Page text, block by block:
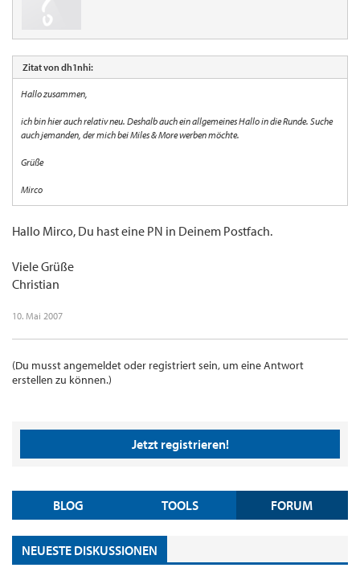
Zitat von dh1nhi:
Hallo zusammen,
ich bin hier auch relativ neu. Deshalb auch ein allgemeines Hallo in die Runde. Suche
auch jemanden, der mich bei Miles & More werben möchte.
Grüße
Mirco
Hallo Mirco, Du hast eine PN in Deinem Postfach.
Viele Grüße
Christian
10. Mai 2007
(Du musst angemeldet oder registriert sein, um eine Antwort
erstellen zu können.)
Jetzt registrieren!
BLOG TOOLS FORUM
NEUESTE DISKUSSIONEN